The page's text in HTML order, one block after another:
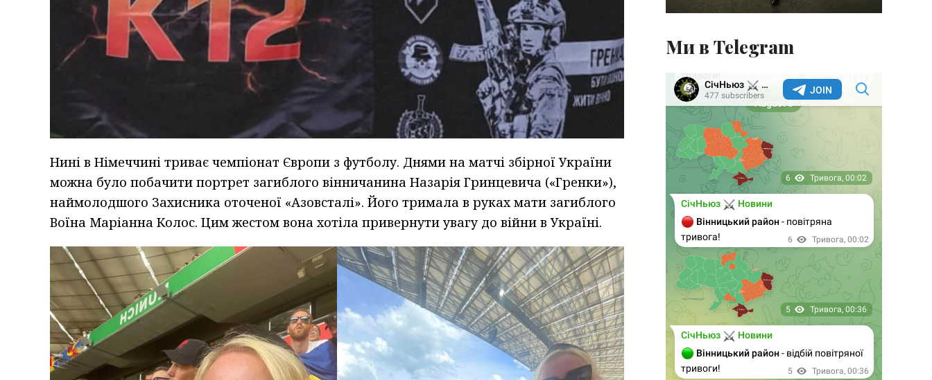
Нині в Німеччині триває чемпіонат Європи з футболу. Днями на матчі збірної України
можна було побачити портрет загиблого вінничанина Назарія Гринцевича («Гренки»),
наймолодшого Захисника оточеної «Азовсталі». Його тримала в руках мати загиблого
Воїна Маріанна Колос. Цим жестом вона хотіла привернути увагу до війни в Україні.
Ми в Telegram